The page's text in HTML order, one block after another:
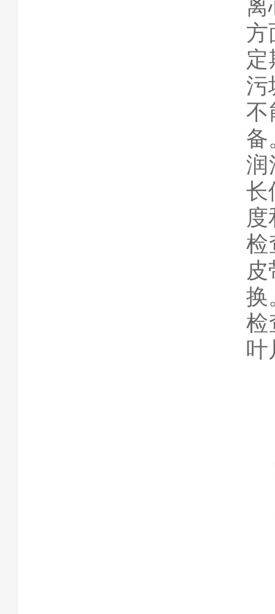
方
污
不
备‌
润
长
检
换‌
检
叶